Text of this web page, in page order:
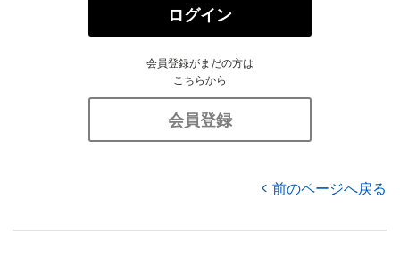
ログイン
会員登録がまだの方は
こちらから
会員登録
前のページへ戻る